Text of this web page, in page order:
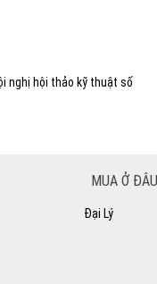
nghị hội thảo kỹ thuật số
MUA Ở
Đại Lý